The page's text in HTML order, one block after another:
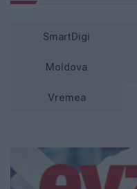
SmartDigi
Moldova
Vremea